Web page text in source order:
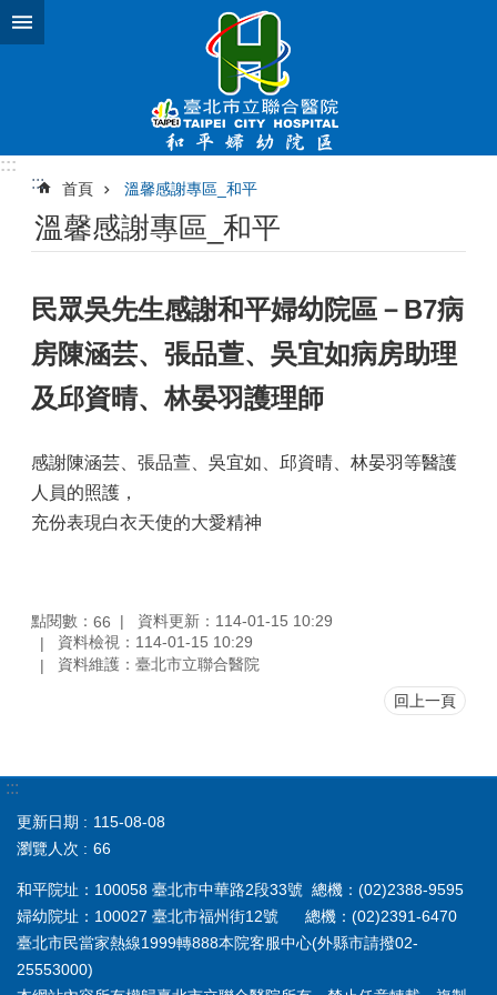
跳到主要內容區塊
:::
:::
首頁 溫馨感謝專區_和平
溫馨感謝專區_和平
民眾吳先生感謝和平婦幼院區－B7病
房陳涵芸、張品萱、吳宜如病房助理
及邱資晴、林晏羽護理師
感謝陳涵芸、張品萱、吳宜如、邱資晴、林晏羽等醫護
人員的照護，
充份表現白衣天使的大愛精神
點閱數： 66
資料更新：114-01-15 10:29
資料檢視：114-01-15 10:29
資料維護：臺北市立聯合醫院
回上一頁
:::
更新日期
115-08-08
瀏覽人次
66
和平院址：100058 臺北市中華路2段33號 總機：(02)2388-9595
婦幼院址：100027 臺北市福州街12號 總機：(02)2391-6470
臺北市民當家熱線1999轉888本院客服中心(外縣市請撥02-
25553000)